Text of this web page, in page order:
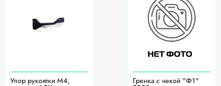
Упор рукоятки М4, Гренка с чекой "Ф1"